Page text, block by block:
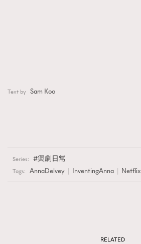
Text by Sam Koo
Series: 煲劇日常
Tags: AnnaDelvey InventingAnna Netflix
RELATED